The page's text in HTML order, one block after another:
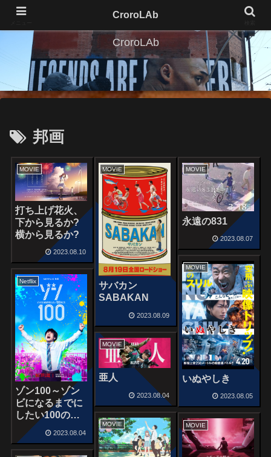
CroroLAb
邦画
MOVIE
打ち上げ花火、
下から見るか?
横から見るか?
2023.08.10
MOVIE
サバカン
SABAKAN
2023.08.09
MOVIE
永遠の831
2023.08.07
MOVIE
いぬやしき
2023.08.05
Netflix
ゾン100～ゾン
ビになるまでに
したい100のこ
と～
2023.08.04
MOVIE
亜人
2023.08.04
MOVIE MOVIE
CroroLAb